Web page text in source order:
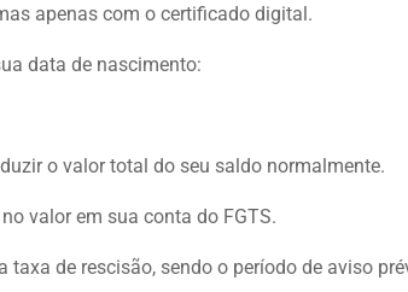
apenas com o certificado digital.
data de nascimento:
o valor total do seu saldo normalmente.
valor em sua conta do FGTS.
de rescisão, sendo o período de aviso